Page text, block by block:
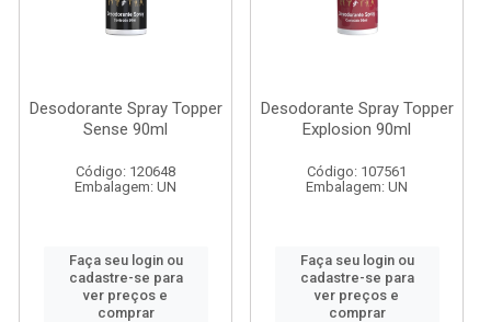
Desodorante Spray Topper
Sense 90ml
Código: 120648
Embalagem: UN
Faça seu login ou
cadastre-se para
ver preços e
comprar
Desodorante Spray Topper
Explosion 90ml
Código: 107561
Embalagem: UN
Faça seu login ou
cadastre-se para
ver preços e
comprar